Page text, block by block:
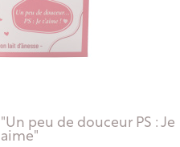
peu de douceur PS : Je